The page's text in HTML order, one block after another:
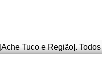
Tudo e Região].